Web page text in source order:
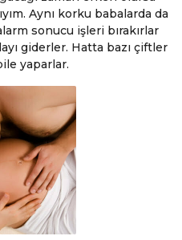
Aynı korku babalarda da
sonucu işleri bırakırlar
giderler. Hatta bazı çiftler
yaparlar.